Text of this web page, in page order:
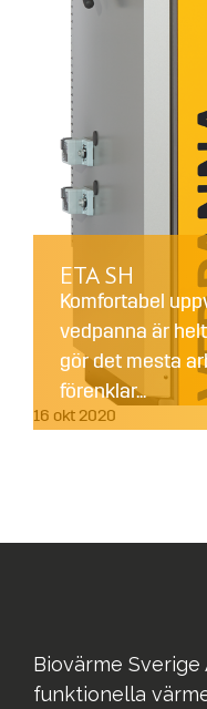
16 okt 2020
ETA SH
Komfortabel
vedpanna är
gör det mesta
förenklar...
Biovärme
funktionella